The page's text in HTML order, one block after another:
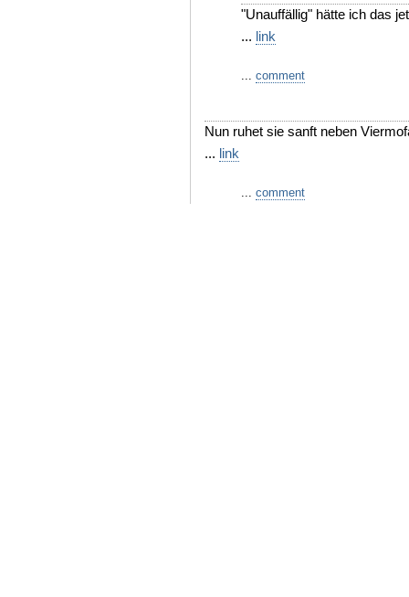
"Unauffällig" hätte ich das
... link
... comment
Nun ruhet sie sanft neben
... link
... comment